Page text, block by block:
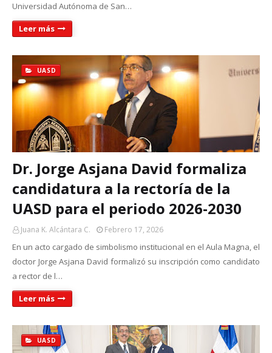
Universidad Autónoma de San…
Leer más
UASD
Dr. Jorge Asjana David formaliza
candidatura a la rectoría de la
UASD para el periodo 2026-2030
Juana K. Alcántara C. Febrero 17, 2026
En un acto cargado de simbolismo institucional en el Aula Magna, el
doctor Jorge Asjana David formalizó su inscripción como candidato
a rector de l…
Leer más
UASD